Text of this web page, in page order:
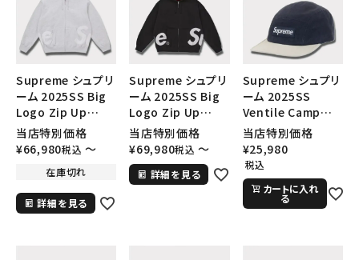
Supreme シュプリ
ーム 2025SS Big
Logo Zip Up
Hooded
Sweatshirt ビッ
グロゴ ジップアップ
フードパーカー アッ
シュグレー
当店特別価格
¥66,980税込 〜
在庫切れ
詳細を見る
Supreme シュプリ
ーム 2025SS Big
Logo Zip Up
Hooded
Sweatshirt ビッ
グロゴ ジップアップ
フードパーカー ブラ
当店特別価格
¥69,980税込 〜
詳細を見る
Supreme シュプリ
ーム 2025SS
Ventile Camp
Cap ベンタイルキャ
ンプキャップ ネイビ
ー
当店特別価格
¥25,980
税込
カートに入れ
る